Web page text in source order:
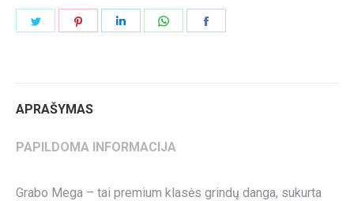
APRAŠYMAS
PAPILDOMA INFORMACIJA
Grabo Mega – tai premium klasės grindų danga, sukurta